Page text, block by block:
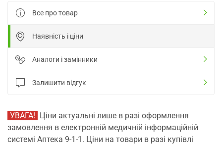
Все про товар
Наявність і ціни
Аналоги і замінники
Залишити відгук
УВАГА! Ціни актуальні лише в разі оформлення
замовлення в електронній медичній інформаційній
системі Аптека 9-1-1. Ціни на товари в разі купівлі